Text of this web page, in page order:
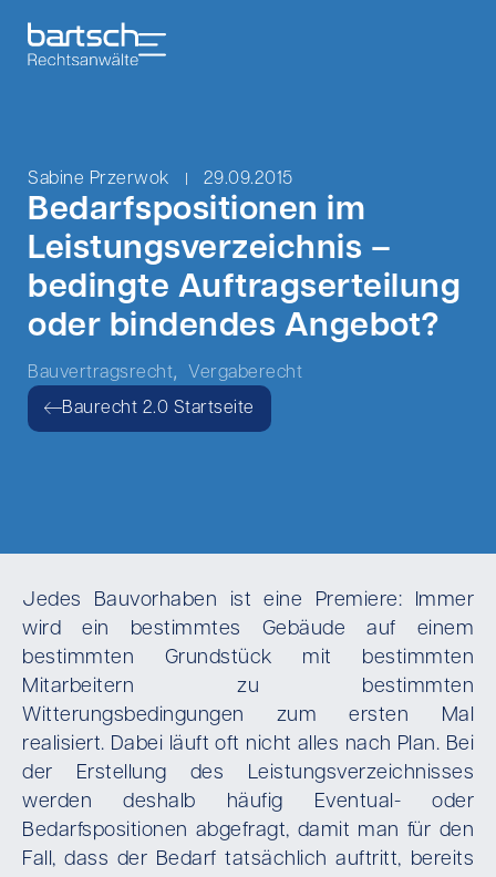
Sabine Przerwok 29.09.2015
Bedarfspositionen im
Leistungsverzeichnis –
bedingte Auftragserteilung
oder bindendes Angebot?
Bauvertragsrecht,
Vergaberecht
Baurecht 2.0 Startseite
Jedes Bauvorhaben ist eine Premiere: Immer
wird ein bestimmtes Gebäude auf einem
bestimmten Grundstück mit bestimmten
Mitarbeitern zu bestimmten
Witterungsbedingungen zum ersten Mal
realisiert. Dabei läuft oft nicht alles nach Plan. Bei
der Erstellung des Leistungsverzeichnisses
werden deshalb häufig Eventual- oder
Bedarfspositionen abgefragt, damit man für den
Fall, dass der Bedarf tatsächlich auftritt, bereits